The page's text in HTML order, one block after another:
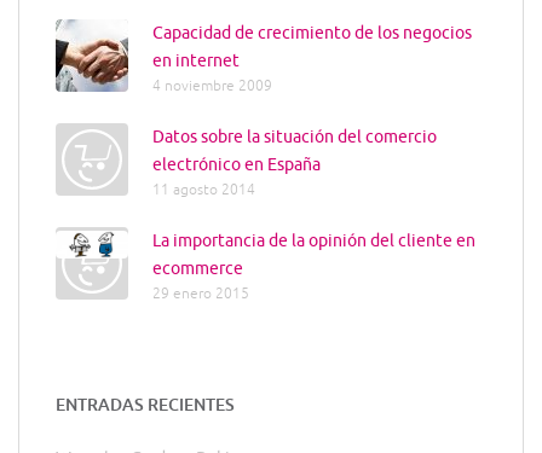
Capacidad de crecimiento de los negocios
en internet
4 noviembre 2009
Datos sobre la situación del comercio
electrónico en España
11 agosto 2014
La importancia de la opinión del cliente en
ecommerce
29 enero 2015
ENTRADAS RECIENTES